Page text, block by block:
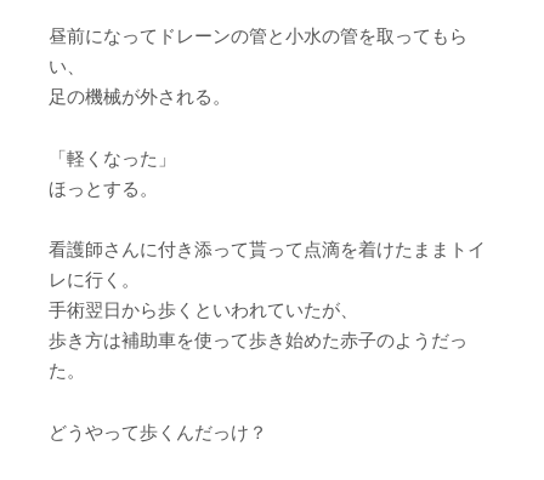
昼前になってドレーンの管と小水の管を取ってもら
い、
足の機械が外される。
「軽くなった」
ほっとする。
看護師さんに付き添って貰って点滴を着けたままトイ
レに行く。
手術翌日から歩くといわれていたが、
歩き方は補助車を使って歩き始めた赤子のようだっ
た。
どうやって歩くんだっけ？